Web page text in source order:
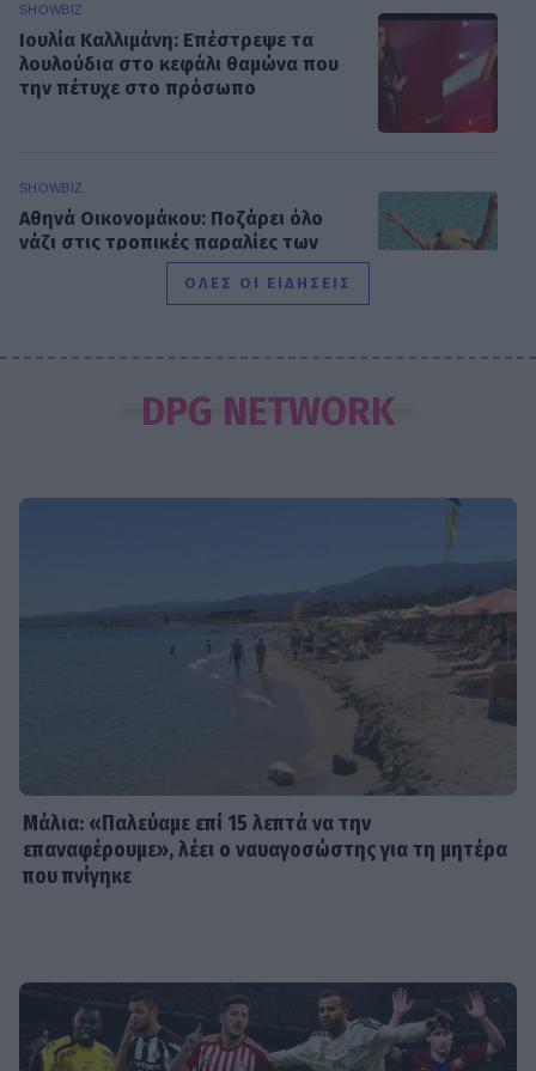
SHOWBIZ
Ιουλία Καλλιμάνη: Επέστρεψε τα
λουλούδια στο κεφάλι θαμώνα που
την πέτυχε στο πρόσωπο
SHOWBIZ
Αθηνά Οικονομάκου: Ποζάρει όλο
νάζι στις τροπικές παραλίες των
Σίσσυ Χρηστίδου: Γέλια μέχρι
δακρύων στα Φαλάσαρνα
τηλεόραση μετά από χρόνια - Σε
ποια σειρά θα τη δούμε
πάνω σε σκάφος και «ανάβει»
φωτιές στο Instagram!
Bachelor... χρυσή στο bodybuilding
ΟΛΕΣ ΟΙ ΕΙΔΗΣΕΙΣ
DPG NETWORK
Μάλια: «Παλεύαμε επί 15 λεπτά να την
επαναφέρουμε», λέει ο ναυαγοσώστης για τη μητέρα
που πνίγηκε